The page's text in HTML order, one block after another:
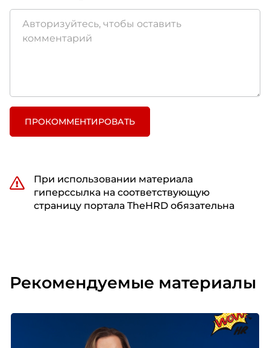
ПРОКОММЕНТИРОВАТЬ
При использовании материала
гиперссылка на соответствующую
страницу портала TheHRD обязательна
Рекомендуемые материалы